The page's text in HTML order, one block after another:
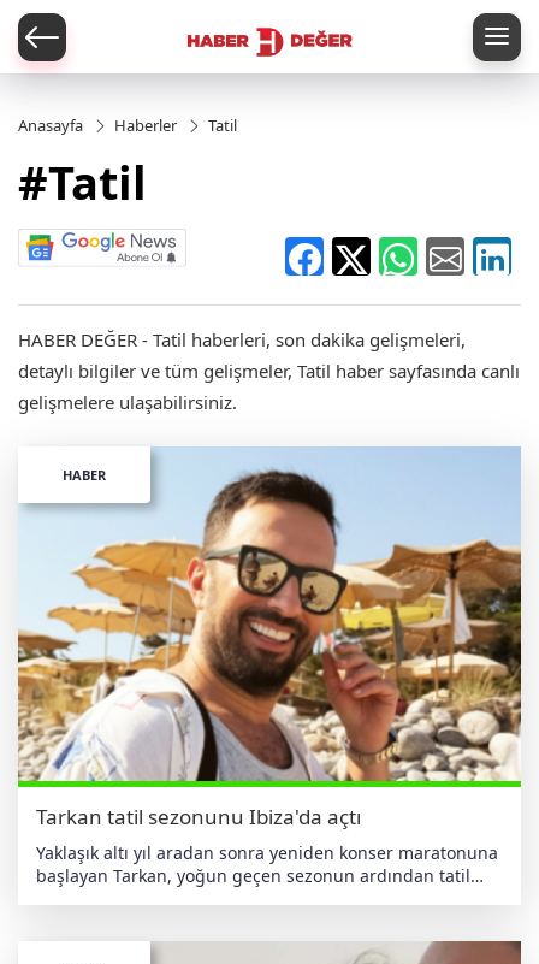
Anasayfa Haberler Tatil
#Tatil
HABER DEĞER - Tatil haberleri, son dakika gelişmeleri,
detaylı bilgiler ve tüm gelişmeler, Tatil haber sayfasında canlı
gelişmelere ulaşabilirsiniz.
HABER
Tarkan tatil sezonunu Ibiza'da açtı
Yaklaşık altı yıl aradan sonra yeniden konser maratonuna
başlayan Tarkan, yoğun geçen sezonun ardından tatil
paylaşarak, "Ibiza'dan selamlar" notunu düştü.